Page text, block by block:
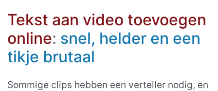
Tekst aan video toevoegen
online: snel, helder en een
tikje brutaal
Sommige clips hebben een verteller nodig, en